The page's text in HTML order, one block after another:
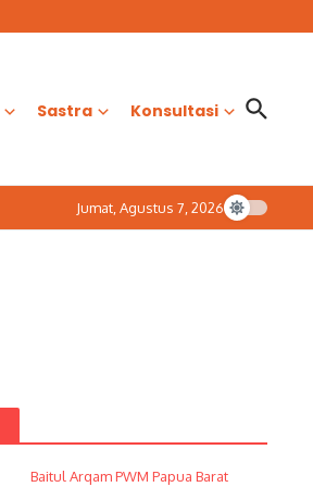
Sastra Konsultasi
Jumat, Agustus 7, 2026
Baitul Arqam PWM Papua Barat